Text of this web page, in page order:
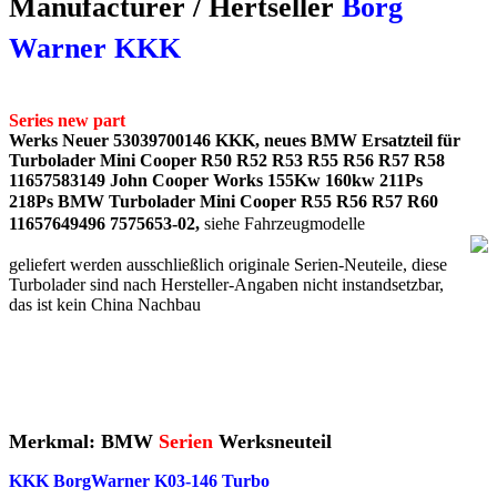
Manufacturer / Hertseller Borg
Warner KKK
Series new part​
Werks Neuer 53039700146 KKK, neues BMW Ersatzteil für
Turbolader Mini Cooper R50 R52 R53 R55 R56 R57 R58
11657583149 John Cooper Works 155Kw 160kw 211Ps
218Ps BMW Turbolader Mini Cooper R55 R56 R57 R60
11657649496 7575653-02, siehe Fahrzeugmodelle
geliefert werden ausschließlich originale Serien-Neuteile, diese
Turbolader sind nach Hersteller-Angaben nicht instandsetzbar,
das ist kein China Nachbau
Merkmal: BMW Serien Werksneuteil
KKK BorgWarner K03-146 Turbo